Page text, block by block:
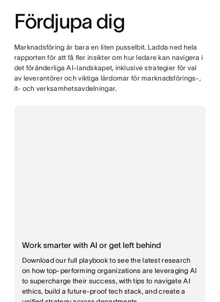
Fördjupa dig
Marknadsföring är bara en liten pusselbit. Ladda ned hela
rapporten för att få fler insikter om hur ledare kan navigera i
det föränderliga AI-landskapet, inklusive strategier för val
av leverantörer och viktiga lärdomar för marknadsförings-,
it- och verksamhetsavdelningar.
Work smarter with AI or get left behind
Download our full playbook to see the latest research
on how top-performing organizations are leveraging AI
to supercharge their success, with tips to navigate AI
ethics, build a future-proof tech stack, and create a